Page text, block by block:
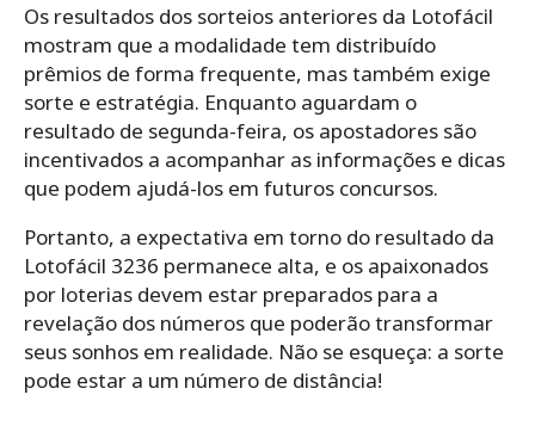
Os resultados dos sorteios anteriores da Lotofácil
mostram que a modalidade tem distribuído
prêmios de forma frequente, mas também exige
sorte e estratégia. Enquanto aguardam o
resultado de segunda-feira, os apostadores são
incentivados a acompanhar as informações e dicas
que podem ajudá-los em futuros concursos.
Portanto, a expectativa em torno do resultado da
Lotofácil 3236 permanece alta, e os apaixonados
por loterias devem estar preparados para a
revelação dos números que poderão transformar
seus sonhos em realidade. Não se esqueça: a sorte
pode estar a um número de distância!